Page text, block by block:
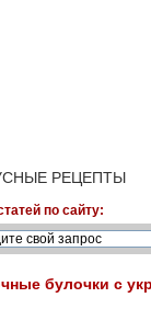
РЕЦЕПТЫ
по сайту:
булочки с